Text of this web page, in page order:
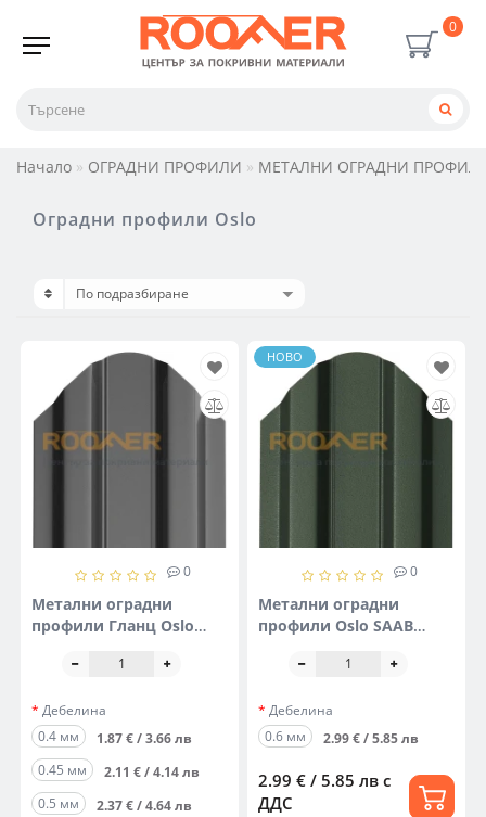
0
Начало ОГРАДНИ ПРОФИЛИ МЕТАЛНИ ОГРАДНИ
Оградни профили Oslo
0
Метални оградни
профили Гланц Oslo
Дебелина
0.4 мм
1.87 € / 3.66 лв
0.45 мм
2.11 € / 4.14 лв
0.5 мм
2.37 € / 4.64 лв
0
Метални оградни
профили Oslo SAAB
НОВО
Дебелина
0.6 мм
2.99 € / 5.85 лв
2.99 € / 5.85 лв с
ДДС